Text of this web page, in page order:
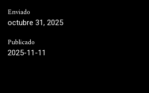
Enviado
octubre 31, 2025
Publicado
2025-11-11